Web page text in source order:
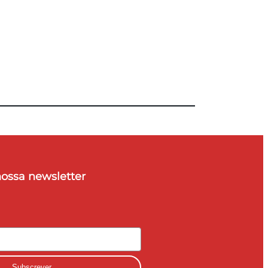
newsletter